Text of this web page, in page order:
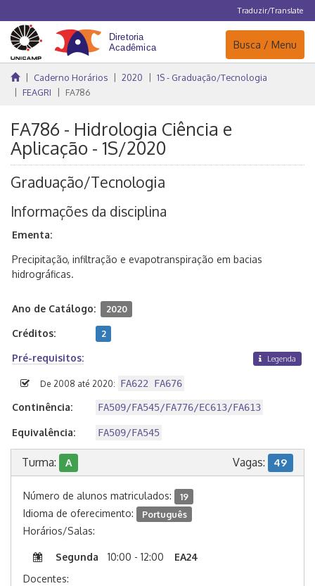
Traduzir/Translate
Navegação
Busca / Menu
Caderno Horários 2020
1S - Graduação/Tecnologia
FEAGRI
FA786
FA786 - Hidrologia Ciência e
Aplicação - 1S/2020
Graduação/Tecnologia
Informações da disciplina
Ementa:
Precipitação, infiltração e evapotranspiração em bacias
hidrográficas.
Ano de Catálogo: 2020
Créditos: 2
Pré-requisitos: Legenda
De 2008 até 2020: FA622 FA676
Continência: FA509/FA545/FA776/EC613/FA613
Equivalência: FA509/FA545
Turma: A Vagas: 49
Número de alunos matriculados: 19
Idioma de oferecimento: Português
Horários/Salas:
Segunda 10:00 - 12:00
EA24
Docentes: